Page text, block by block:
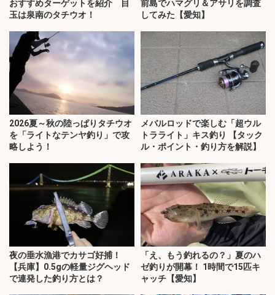
おすすめターゲットを紹介 目
玉は泉南のタチウオ！
前島でハマグリ＆アサリを調査
してみた【愛知】
2026夏～秋の陸っぱりタチウオ
を「ライトなテンヤ釣り」で攻
略しよう！
メバルロッドで楽しむ「超ウル
トラライト」キス釣り 【タック
ル・ポイント・釣り方を解説】
夜の垂水漁港でカサゴ好捕！
【兵庫】0.5gの軽量ジグヘッド
で連発した釣り方とは？
「え、もう釣れるの？」夏のハ
ゼ釣りが開幕！ 1時間で15匹キ
ャッチ【愛知】